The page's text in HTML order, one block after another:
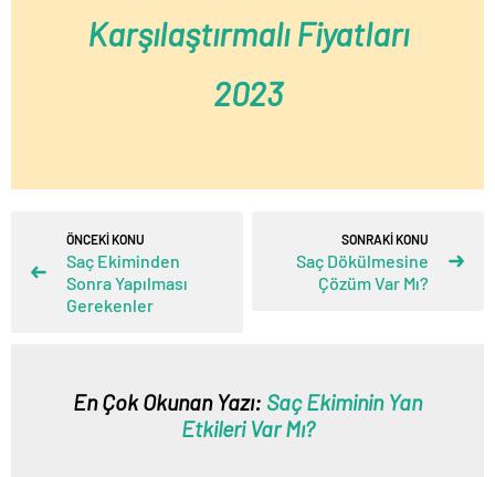
Karşılaştırmalı Fiyatları
2023
ÖNCEKİ KONU
Saç Ekiminden
Sonra Yapılması
Gerekenler
SONRAKİ KONU
Saç Dökülmesine
Çözüm Var Mı?
En Çok Okunan Yazı: Saç Ekiminin Yan
Etkileri Var Mı?